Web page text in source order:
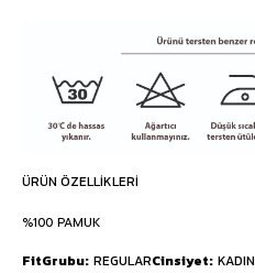
ÜRÜN ÖZELLIKLERI
%100 PAMUK
FitGrubu REGULARCinsiyet KADIN